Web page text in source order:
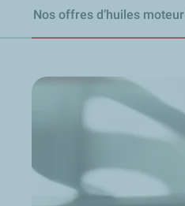
Nos offres d’huiles moteur